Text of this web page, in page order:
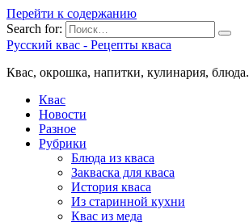
Перейти к содержанию
Search for:
Русский квас - Рецепты кваса
Квас, окрошка, напитки, кулинария, блюда.
Квас
Новости
Разное
Рубрики
Блюда из кваса
Закваска для кваса
История кваса
Из старинной кухни
Квас из меда